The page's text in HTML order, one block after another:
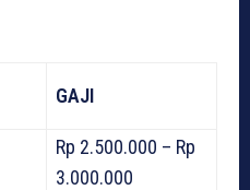
GAJI
Rp 2.500.000 – Rp
3.000.000